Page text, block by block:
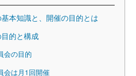
本知識と、開催の目的とは
的と構成
会の目的
会は月1回開催